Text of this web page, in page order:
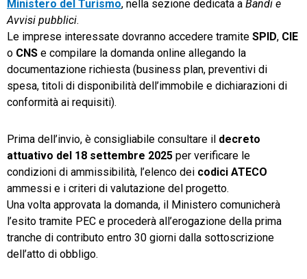
Ministero del Turismo, nella sezione dedicata a Bandi e
Avvisi pubblici.
Le imprese interessate dovranno accedere tramite SPID, CIE
o CNS e compilare la domanda online allegando la
documentazione richiesta (business plan, preventivi di
spesa, titoli di disponibilità dell’immobile e dichiarazioni di
conformità ai requisiti).
Prima dell’invio, è consigliabile consultare il decreto
attuativo del 18 settembre 2025 per verificare le
condizioni di ammissibilità, l’elenco dei codici ATECO
ammessi e i criteri di valutazione del progetto.
Una volta approvata la domanda, il Ministero comunicherà
l’esito tramite PEC e procederà all’erogazione della prima
tranche di contributo entro 30 giorni dalla sottoscrizione
dell’atto di obbligo.